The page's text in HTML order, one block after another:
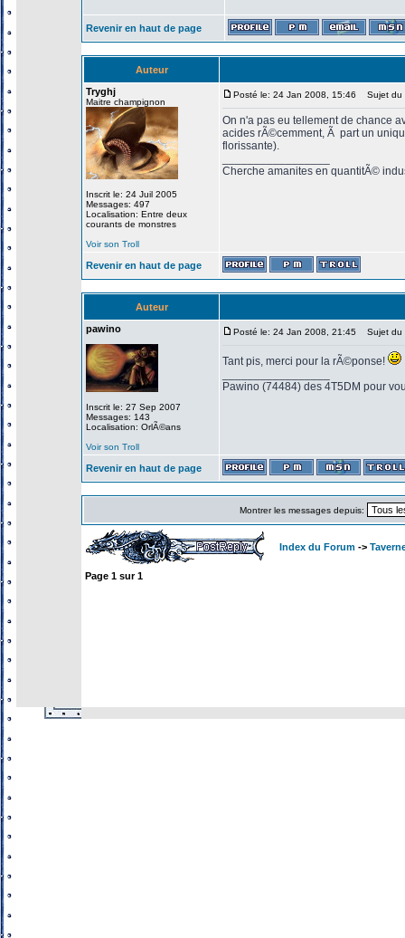
Revenir en haut de page
Auteur
Tryghj
Maitre champignon
Inscrit le: 24 Juil 2005
Messages: 497
Localisation: Entre deux
courants de monstres
Voir son Troll
Posté le: 24 Jan 2008, 15:46 Sujet du
On n'a pas eu tellement de chance
acides rÃ©cemment, Ã part un
florissante).
Cherche amanites en quantitÃ©
Revenir en haut de page
Auteur
pawino
Inscrit le: 27 Sep 2007
Messages: 143
Localisation: OrlÃ©ans
Voir son Troll
Posté le: 24 Jan 2008, 21:45 Sujet du
Tant pis, merci pour la rÃ©ponse!
Pawino (74484) des 4T5DM pour
Revenir en haut de page
Montrer les messages depuis:
Index du Forum ->
Page 1 sur1